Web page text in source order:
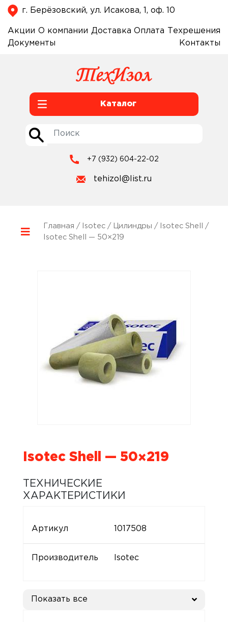
г. Берёзовский, ул. Исакова, 1, оф. 10
Акции О компании Доставка Оплата
Техрешения
Документы
Контакты
Каталог
+7 (932) 604-22-02
tehizol@list.ru
Главная / Isotec/ Цилиндры / Isotec Shell
/
Isotec Shell — 50×219
Isotec Shell — 50×219
ТЕХНИЧЕСКИЕ
ХАРАКТЕРИСТИКИ
Артикул 1017508
Производитель Isotec
Показать все